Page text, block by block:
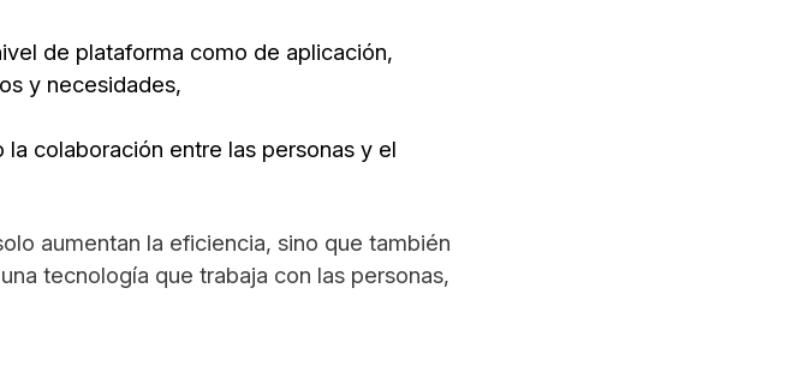
de plataforma como de aplicación,
y necesidades,
colaboración entre las personas y el
aumentan la eficiencia, sino que también
tecnología que trabaja con las personas,